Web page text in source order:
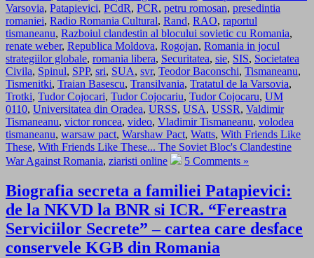
Varsovia, Patapievici, PCdR, PCR, petru romosan, presedintia
romaniei, Radio Romania Cultural, Rand, RAO, raportul
tismaneanu, Razboiul clandestin al blocului sovietic cu Romania,
renate weber, Republica Moldova, Rogojan, Romania in jocul
strategiilor globale, romania libera, Securitatea, sie, SIS, Societatea
Civila, Spinul, SPP, sri, SUA, svr, Teodor Baconschi, Tismaneanu,
Tismenitki, Traian Basescu, Transilvania, Tratatul de la Varsovia,
Trotki, Tudor Cojocari, Tudor Cojocariu, Tudor Cojocaru, UM
0110, Universitatea din Oradea, URSS, USA, USSR, Valdimir
Tismaneanu, victor roncea, video, Vladimir Tismaneanu, volodea
tismaneanu, warsaw pact, Warshaw Pact, Watts, With Friends Like
These, With Friends Like These... The Soviet Bloc's Clandestine
War Against Romania, ziaristi online 5 Comments »
Biografia secreta a familiei Patapievici:
de la NKVD la BNR si ICR. “Fereastra
Serviciilor Secrete” – cartea care desface
conservele KGB din Romania